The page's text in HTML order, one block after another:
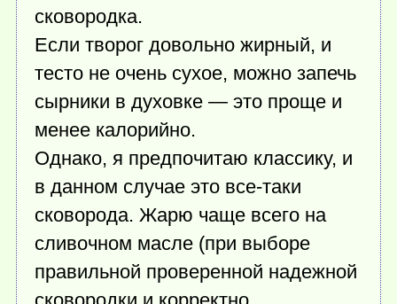
сковородка.
Если творог довольно жирный, и
тесто не очень сухое, можно запечь
сырники в духовке — это проще и
менее калорийно.
Однако, я предпочитаю классику, и
в данном случае это все-таки
сковорода. Жарю чаще всего на
сливочном масле (при выборе
правильной проверенной надежной